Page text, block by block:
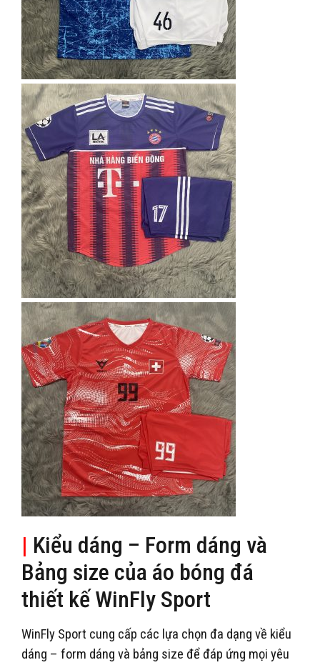
| Kiểu dáng – Form dáng và
Bảng size của áo bóng đá
thiết kế WinFly Sport
WinFly Sport cung cấp các lựa chọn đa dạng về kiểu
dáng – form dáng và bảng size để đáp ứng mọi yêu